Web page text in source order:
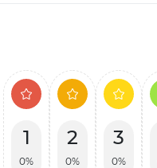
1
0%
2
0%
3
0%